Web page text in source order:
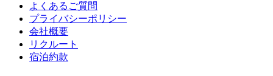
よくあるご質問
プライバシーポリシー
会社概要
リクルート
宿泊約款